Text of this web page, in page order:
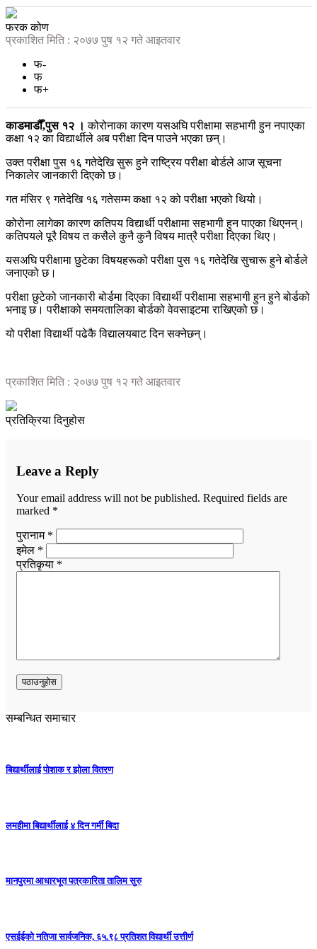
फरक कोण
प्रकाशित मिति : २०७७ पुष १२ गते आइतवार
फ-
फ
फ+
काडमाडौँ,पुस १२ । कोरोनाका कारण यसअघि परीक्षामा सहभागी हुन नपाएका
कक्षा १२ का विद्यार्थीले अब परीक्षा दिन पाउने भएका छन्।
उक्त परीक्षा पुस १६ गतेदेखि सुरू हुने राष्ट्रिय परीक्षा बोर्डले आज सूचना
निकालेर जानकारी दिएको छ।
गत मंसिर ९ गतेदेखि १६ गतेसम्म कक्षा १२ को परीक्षा भएको थियो।
कोरोना लागेका कारण कतिपय विद्यार्थी परीक्षामा सहभागी हुन पाएका थिएनन्।
कतिपयले पूरै विषय त कसैले कुनै कुनै विषय मात्रै परीक्षा दिएका थिए।
यसअघि परीक्षामा छुटेका विषयहरूको परीक्षा पुस १६ गतेदेखि सुचारू हुने बोर्डले
जनाएको छ।
परीक्षा छुटेको जानकारी बोर्डमा दिएका विद्यार्थी परीक्षामा सहभागी हुन हुने बोर्डको
भनाइ छ। परीक्षाको समयतालिका बोर्डको वेवसाइटमा राखिएको छ।
यो परीक्षा विद्यार्थी पढेकै विद्यालयबाट दिन सक्नेछन्।
प्रकाशित मिति : २०७७ पुष १२ गते आइतवार
प्रतिक्रिया दिनुहोस
Leave a Reply
Your email address will not be published. Required fields are
marked *
पुरानाम *
इमेल *
प्रतिकृया *
सम्बन्धित समाचार
बिद्यार्थीलाई पोशाक र झोला वितरण
लमहीमा बिद्यार्थीलाई ४ दिन गर्मी बिदा
मानपुरमा आधारभूत पत्रकारिता तालिम सुरु
एसईईको नतिजा सार्वजनिक, ६५.९८ प्रतिशत विद्यार्थी उत्तीर्ण